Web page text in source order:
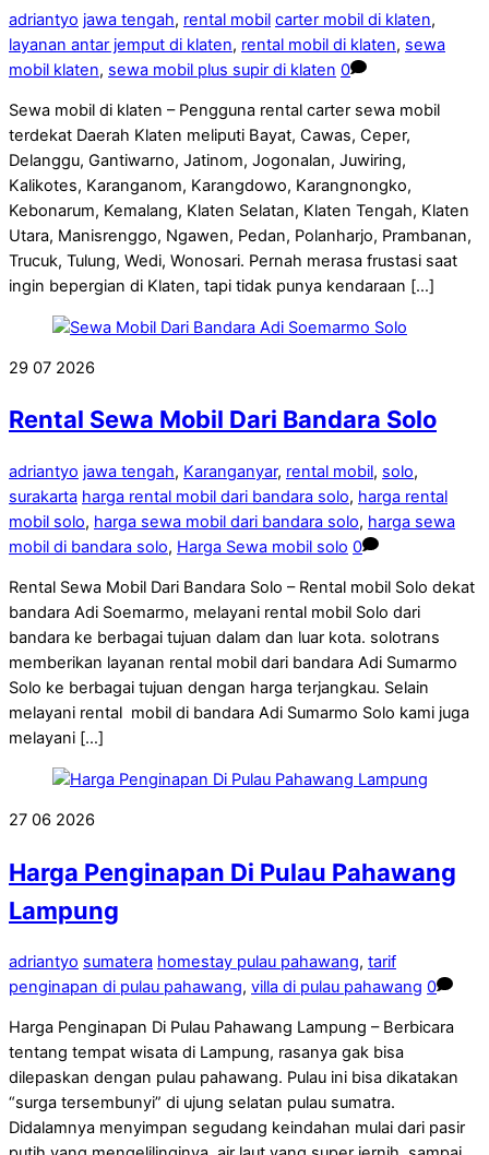
adriantyo jawa tengah, rental mobil carter mobil di klaten,
layanan antar jemput di klaten, rental mobil di klaten, sewa
mobil klaten, sewa mobil plus supir di klaten 0
Sewa mobil di klaten – Pengguna rental carter sewa mobil
terdekat Daerah Klaten meliputi Bayat, Cawas, Ceper,
Delanggu, Gantiwarno, Jatinom, Jogonalan, Juwiring,
Kalikotes, Karanganom, Karangdowo, Karangnongko,
Kebonarum, Kemalang, Klaten Selatan, Klaten Tengah, Klaten
Utara, Manisrenggo, Ngawen, Pedan, Polanharjo, Prambanan,
Trucuk, Tulung, Wedi, Wonosari. Pernah merasa frustasi saat
ingin bepergian di Klaten, tapi tidak punya kendaraan […]
29 07 2026
Rental Sewa Mobil Dari Bandara Solo
adriantyo jawa tengah, Karanganyar, rental mobil, solo,
surakarta harga rental mobil dari bandara solo, harga rental
mobil solo, harga sewa mobil dari bandara solo, harga sewa
mobil di bandara solo, Harga Sewa mobil solo 0
Rental Sewa Mobil Dari Bandara Solo – Rental mobil Solo dekat
bandara Adi Soemarmo, melayani rental mobil Solo dari
bandara ke berbagai tujuan dalam dan luar kota. solotrans
memberikan layanan rental mobil dari bandara Adi Sumarmo
Solo ke berbagai tujuan dengan harga terjangkau. Selain
melayani rental mobil di bandara Adi Sumarmo Solo kami juga
melayani […]
27 06 2026
Harga Penginapan Di Pulau Pahawang
Lampung
adriantyo sumatera homestay pulau pahawang, tarif
penginapan di pulau pahawang, villa di pulau pahawang 0
Harga Penginapan Di Pulau Pahawang Lampung – Berbicara
tentang tempat wisata di Lampung, rasanya gak bisa
dilepaskan dengan pulau pahawang. Pulau ini bisa dikatakan
“surga tersembunyi” di ujung selatan pulau sumatra.
Didalamnya menyimpan segudang keindahan mulai dari pasir